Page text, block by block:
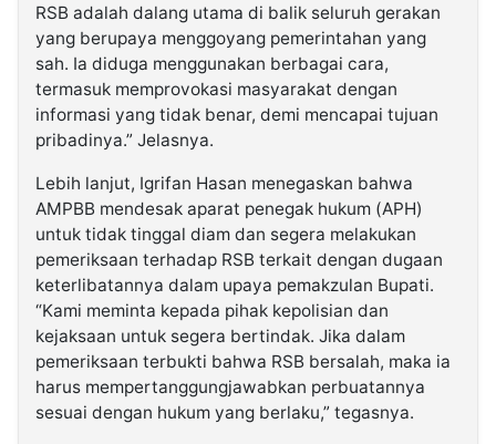
RSB adalah dalang utama di balik seluruh gerakan
yang berupaya menggoyang pemerintahan yang
sah. Ia diduga menggunakan berbagai cara,
termasuk memprovokasi masyarakat dengan
informasi yang tidak benar, demi mencapai tujuan
pribadinya.” Jelasnya.
Lebih lanjut, Igrifan Hasan menegaskan bahwa
AMPBB mendesak aparat penegak hukum (APH)
untuk tidak tinggal diam dan segera melakukan
pemeriksaan terhadap RSB terkait dengan dugaan
keterlibatannya dalam upaya pemakzulan Bupati.
“Kami meminta kepada pihak kepolisian dan
kejaksaan untuk segera bertindak. Jika dalam
pemeriksaan terbukti bahwa RSB bersalah, maka ia
harus mempertanggungjawabkan perbuatannya
sesuai dengan hukum yang berlaku,” tegasnya.